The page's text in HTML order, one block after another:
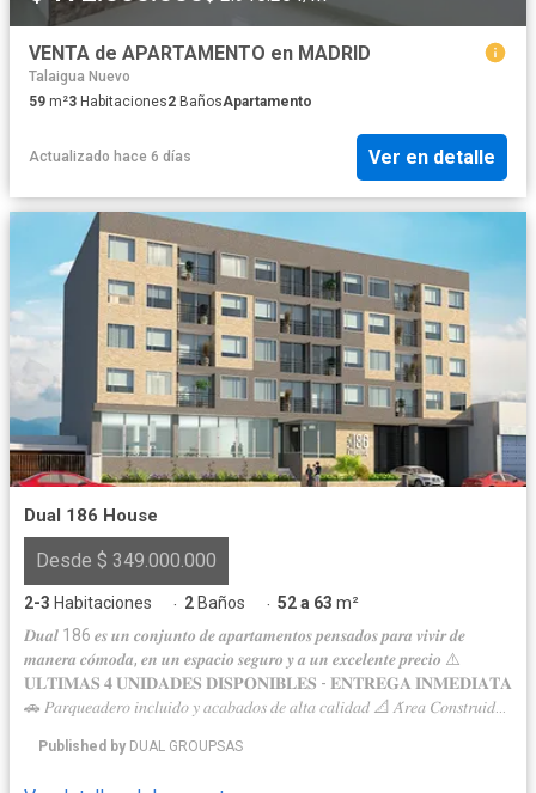
VENTA de APARTAMENTO en MADRID
Talaigua Nuevo
59 m²3 Habitaciones2 BañosApartamento
Actualizado hace 6 días Ver en detalle
Dual 186 House
Desde $ 349.000.000
2-3 Habitaciones · 2 Baños · 52 a 63 m²
𝑫𝒖𝒂𝒍 186 𝒆𝒔 𝒖𝒏 𝒄𝒐𝒏𝒋𝒖𝒏𝒕𝒐 𝒅𝒆 𝒂𝒑𝒂𝒓𝒕𝒂𝒎𝒆𝒏𝒕𝒐𝒔 𝒑𝒆𝒏𝒔𝒂𝒅𝒐𝒔 𝒑𝒂𝒓𝒂 𝒗𝒊𝒗𝒊𝒓 𝒅𝒆
𝒎𝒂𝒏𝒆𝒓𝒂 𝒄𝒐́𝒎𝒐𝒅𝒂, 𝒆𝒏 𝒖𝒏 𝒆𝒔𝒑𝒂𝒄𝒊𝒐 𝒔𝒆𝒈𝒖𝒓𝒐 𝒚 𝒂 𝒖𝒏 𝒆𝒙𝒄𝒆𝒍𝒆𝒏𝒕𝒆 𝒑𝒓𝒆𝒄𝒊𝒐 ⚠️
𝐔𝐋𝐓𝐈𝐌𝐀𝐒 𝟒 𝐔𝐍𝐈𝐃𝐀𝐃𝐄𝐒 𝐃𝐈𝐒𝐏𝐎𝐍𝐈𝐁𝐋𝐄𝐒 - 𝐄𝐍𝐓𝐑𝐄𝐆𝐀 𝐈𝐍𝐌𝐄𝐃𝐈𝐀𝐓𝐀
🚗 𝑃𝑎𝑟𝑞𝑢𝑒𝑎𝑑𝑒𝑟𝑜 𝑖𝑛𝑐𝑙𝑢𝑖𝑑𝑜 𝑦 𝑎𝑐𝑎𝑏𝑎𝑑𝑜𝑠 𝑑𝑒 𝑎𝑙𝑡𝑎 𝑐𝑎𝑙𝑖𝑑𝑎𝑑 📐 𝐴́𝑟𝑒𝑎 𝐶𝑜𝑛𝑠𝑡𝑟𝑢𝑖𝑑𝑎
📌 𝑈𝑏𝑖𝑐𝑎𝑐𝑖𝑜́𝑛 𝑑𝑒𝑙 𝑝𝑟𝑜𝑦𝑒𝑐𝑡𝑜: 𝐶𝑎𝑙𝑙𝑒 𝟏𝟖𝟔 # 𝟕-𝟔𝟗 📆 𝐹𝘦𝑐𝘩𝑎 𝑝𝘢𝑟𝘢 𝘭𝑎 𝑐𝘶𝑜𝘵𝑎
Published by DUAL GROUPSAS